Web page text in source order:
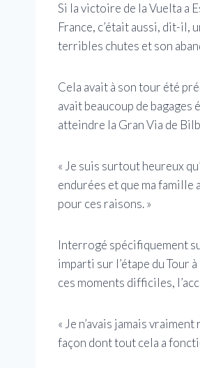
Si la victoire de la Vuelta a
France, c’était aussi, dit-il,
terribles chutes et son
Cela avait à son tour été
avait beaucoup de
atteindre la Gran Via de
« Je suis surtout heureux
endurées et que ma famille
pour ces raisons. »
Interrogé spécifiquement
imparti sur l’étape du Tour
ces moments difficiles,
« Je n’avais jamais
façon dont tout cela a